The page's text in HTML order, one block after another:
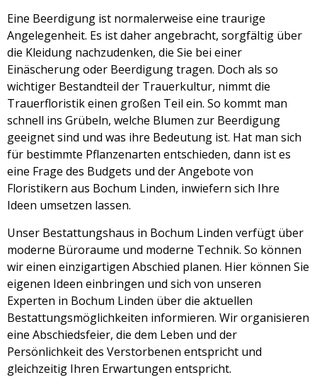
Eine Beerdigung ist normalerweise eine traurige
Angelegenheit. Es ist daher angebracht, sorgfältig über
die Kleidung nachzudenken, die Sie bei einer
Einäscherung oder Beerdigung tragen. Doch als so
wichtiger Bestandteil der Trauerkultur, nimmt die
Trauerfloristik einen großen Teil ein. So kommt man
schnell ins Grübeln, welche Blumen zur Beerdigung
geeignet sind und was ihre Bedeutung ist. Hat man sich
für bestimmte Pflanzenarten entschieden, dann ist es
eine Frage des Budgets und der Angebote von
Floristikern aus Bochum Linden, inwiefern sich Ihre
Ideen umsetzen lassen.
Unser Bestattungshaus in Bochum Linden verfügt über
moderne Büroraume und moderne Technik. So können
wir einen einzigartigen Abschied planen. Hier können Sie
eigenen Ideen einbringen und sich von unseren
Experten in Bochum Linden über die aktuellen
Bestattungsmöglichkeiten informieren. Wir organisieren
eine Abschiedsfeier, die dem Leben und der
Persönlichkeit des Verstorbenen entspricht und
gleichzeitig Ihren Erwartungen entspricht.